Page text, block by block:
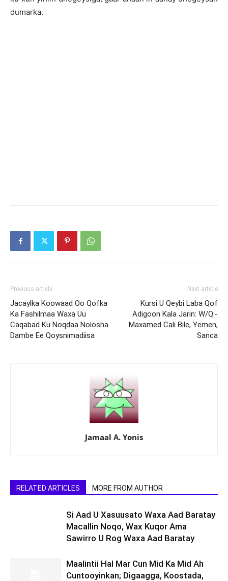
dumarka.
Previous article
Jacaylka Koowaad Oo Qofka
Ka Fashilmaa Waxa Uu
Caqabad Ku Noqdaa Nolosha
Dambe Ee Qoysnimadiisa
Next article
Kursi U Qeybi Laba Qof
Adigoon Kala Jarin: W/Q:-
Maxamed Cali Bile, Yemen,
Sanca
Jamaal A. Yonis
RELATED ARTICLES MORE FROM AUTHOR
Si Aad U Xasuusato Waxa Aad Baratay
Macallin Noqo, Wax Kuqor Ama
Sawirro U Rog Waxa Aad Baratay
Maalintii Hal Mar Cun Mid Ka Mid Ah
Cuntooyinkan; Digaagga, Koostada,